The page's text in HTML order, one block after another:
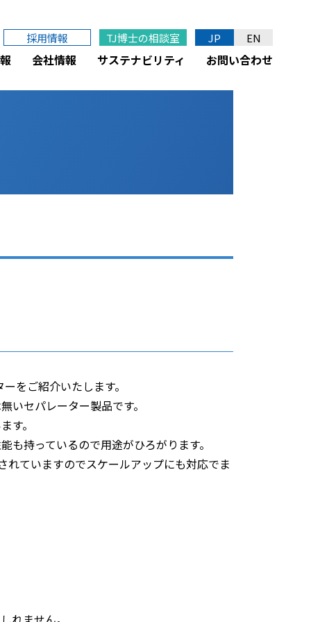
採用情報 TJ博士の相談室 JP EN
会社情報 サステナビリティ お問い合わせ
をご紹介いたします。
いセパレーター製品です。
す。
持っているので用途がひろがります。
いますのでスケールアップにも対応でま